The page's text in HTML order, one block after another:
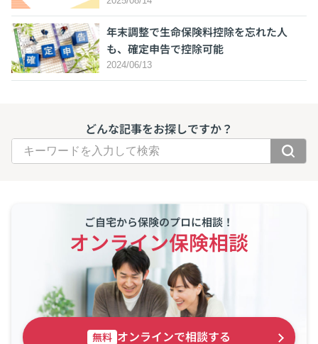
年末調整で生命保険料控除を忘れた人
も、確定申告で控除可能
2024/06/13
どんな記事をお探しですか？
ご自宅から保険のプロに相談！
オンライン保険相談
無料 オンラインで相談する